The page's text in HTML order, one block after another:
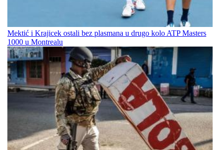
Mektić i Krajicek ostali bez plasmana u drugo kolo ATP Masters
1000 u Montrealu